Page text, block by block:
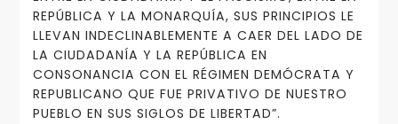
REPÚBLICA Y LA MONARQUÍA, SUS PRINCIPIOS LE
LLEVAN INDECLINABLEMENTE A CAER DEL LADO DE
LA CIUDADANÍA Y LA REPÚBLICA EN
CONSONANCIA CON EL RÉGIMEN DEMÓCRATA Y
REPUBLICANO QUE FUE PRIVATIVO DE NUESTRO
PUEBLO EN SUS SIGLOS DE LIBERTAD”.